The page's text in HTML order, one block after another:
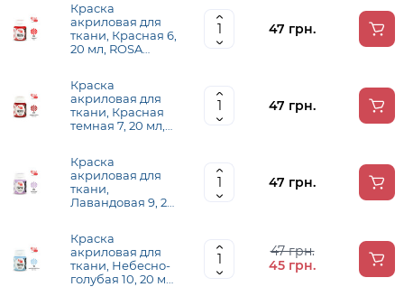
Краска
акриловая для
ткани, Красная 6,
20 мл, ROSA
47 грн.
Краска
акриловая для
ткани, Красная
темная 7, 20 мл,
47 грн.
Краска
акриловая для
ткани,
Лавандовая 9, 20
47 грн.
Краска
акриловая для
ткани, Небесно-
голубая 10, 20 мл,
47 грн.
45 грн.